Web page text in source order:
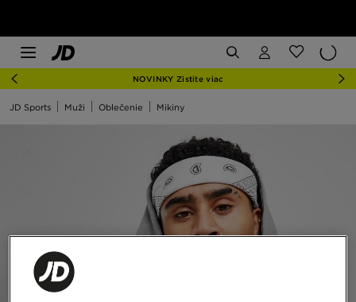
NOVINKY Zistite viac
JD Sports Muži Oblečenie Mikiny